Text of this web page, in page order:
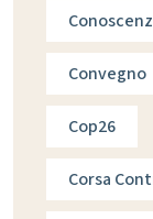
Convegno
Cop26
Corsa